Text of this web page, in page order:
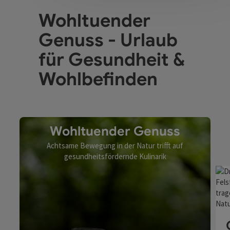
Wohltuender
Genuss - Urlaub
für Gesundheit &
Wohlbefinden
Wohltuender Genuss
Achtsame Bewegung in der Natur trifft auf
gesundheitsfördernde Kulinarik